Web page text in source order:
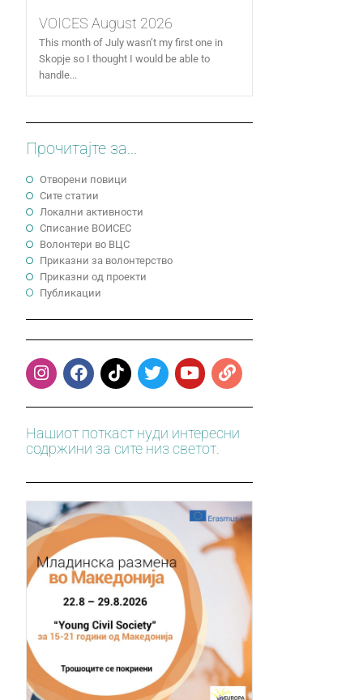
VOICES August 2026
This month of July wasn’t my first one in
Skopje so I thought I would be able to
handle...
Прочитајте за...
Отворени повици
Сите статии
Локални активности
Cписание ВОИСЕС
Волонтери во ВЦС
Приказни за волонтерство
Приказни од проекти
Публикации
Нашиот поткаст нуди интересни
содржини за сите низ светот.